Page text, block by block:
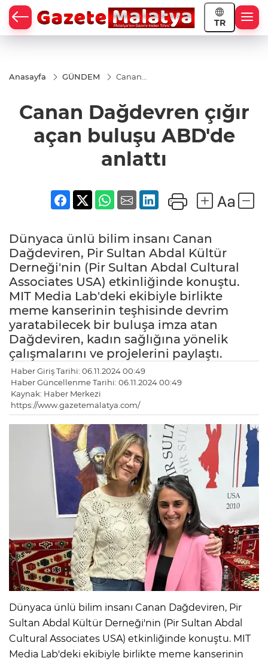
TR
Anasayfa GÜNDEM
Canan
buluşu
ABD'de
anlattı
Canan Dağdevren çığır
açan buluşu ABD'de
anlattı
Dünyaca ünlü bilim insanı Canan
Dağdeviren, Pir Sultan Abdal Kültür
Derneği'nin (Pir Sultan Abdal Cultural
Associates USA) etkinliğinde konuştu.
MIT Media Lab'deki ekibiyle birlikte
meme kanserinin teşhisinde devrim
yaratabilecek bir buluşa imza atan
Dağdeviren, kadın sağlığına yönelik
çalışmalarını ve projelerini paylaştı.
Haber Giriş Tarihi: 06.11.2024 00:49
Haber Güncellenme Tarihi: 06.11.2024 00:49
Kaynak: Haber Merkezi
https://www.gazetemalatya.com/
Dünyaca ünlü bilim insanı Canan Dağdeviren, Pir
Sultan Abdal Kültür Derneği'nin (Pir Sultan Abdal
Cultural Associates USA) etkinliğinde konuştu. MIT
Media Lab'deki ekibiyle birlikte meme kanserinin